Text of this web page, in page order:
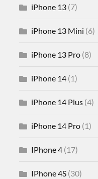
iPhone 13 (7)
iPhone 13 Mini (6)
iPhone 13 Pro (8)
iPhone 14 (1)
iPhone 14 Plus (4)
iPhone 14 Pro (1)
IPhone 4 (17)
IPhone 4S (30)